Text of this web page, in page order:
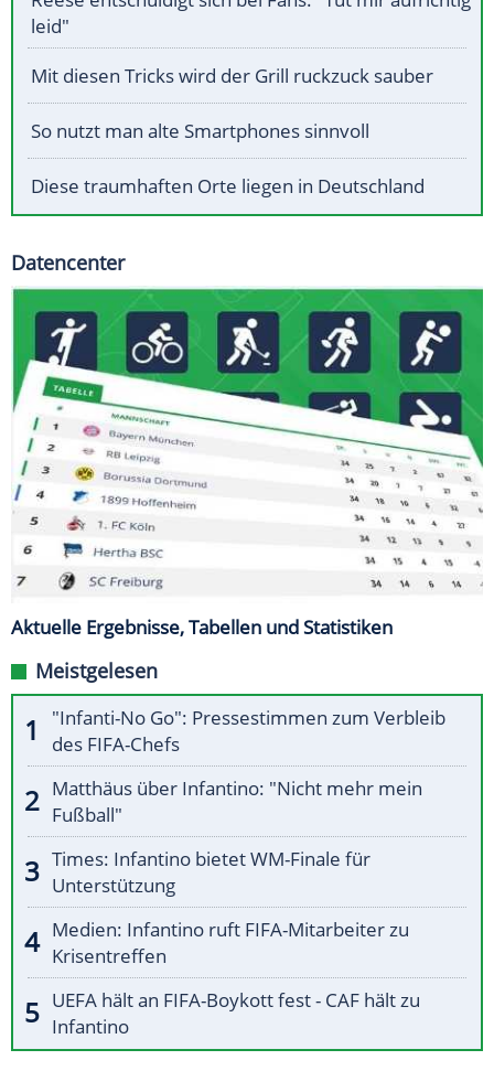
leid"
Mit diesen Tricks wird der Grill ruckzuck sauber
So nutzt man alte Smartphones sinnvoll
Diese traumhaften Orte liegen in Deutschland
Datencenter
Aktuelle Ergebnisse, Tabellen und Statistiken
Meistgelesen
"Infanti-No Go": Pressestimmen zum Verbleib
des FIFA-Chefs
Matthäus über Infantino: "Nicht mehr mein
Fußball"
Times: Infantino bietet WM-Finale für
Unterstützung
Medien: Infantino ruft FIFA-Mitarbeiter zu
Krisentreffen
UEFA hält an FIFA-Boykott fest - CAF hält zu
Infantino